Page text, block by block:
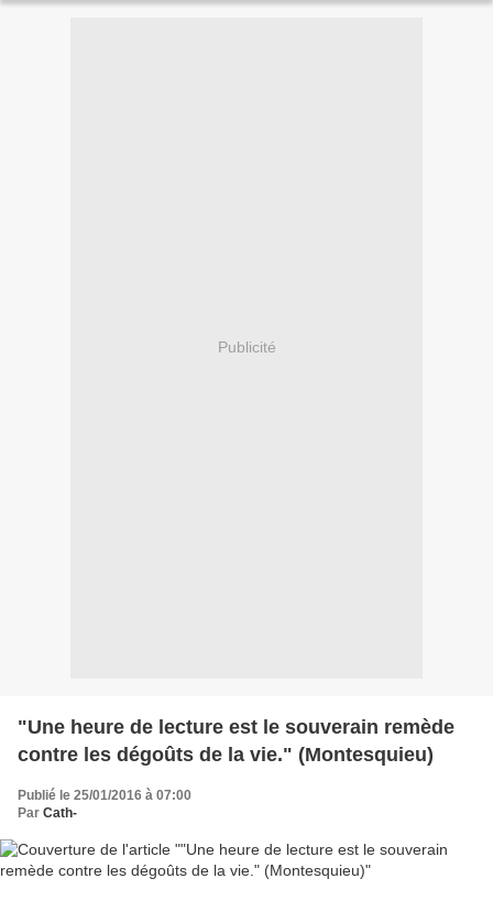
Publicité
"Une heure de lecture est le souverain remède
contre les dégoûts de la vie." (Montesquieu)
Publié le 25/01/2016 à 07:00
Par Cath-